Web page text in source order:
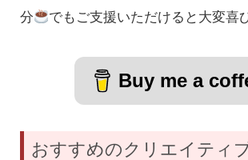
分
でもご支援いただけると大変喜
Buy me a
おすすめのクリエイティ